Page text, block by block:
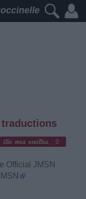
traductions
0
Official JMSN